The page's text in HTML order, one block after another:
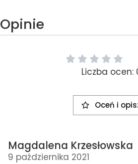
Opinie
Liczba ocen:
Oceń i
Magdalena Krzesłowska
9 października 2021